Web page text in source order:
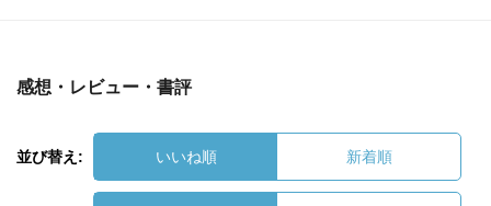
感想・レビュー・書評
並び替え: いいね順 新着順